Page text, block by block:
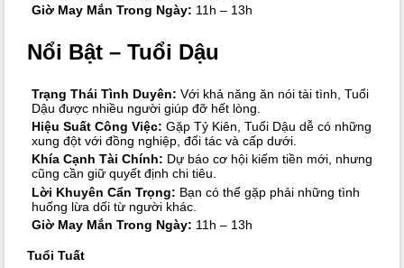
Giờ May Mắn Trong Ngày: 11h – 13h
Nổi Bật – Tuổi Dậu
Trạng Thái Tình Duyên: Với khả năng ăn nói tài tình, Tuổi
Dậu được nhiều người giúp đỡ hết lòng.
Hiệu Suất Công Việc: Gặp Tỷ Kiên, Tuổi Dậu dễ có những
xung đột với đồng nghiệp, đối tác và cấp dưới.
Khía Cạnh Tài Chính: Dự báo cơ hội kiếm tiền mới, nhưng
cũng cần giữ quyết định chi tiêu.
Lời Khuyên Cẩn Trọng: Bạn có thể gặp phải những tình
huống lừa dối từ người khác.
Giờ May Mắn Trong Ngày: 11h – 13h
Tuổi Tuất